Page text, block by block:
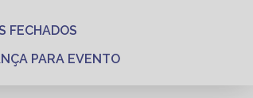
FECHADOS
PARA EVENTO